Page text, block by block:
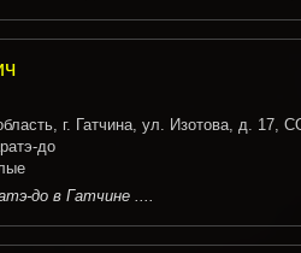
г. Гатчина, ул. Изотова, д. 17,
до
до в Гатчине ....